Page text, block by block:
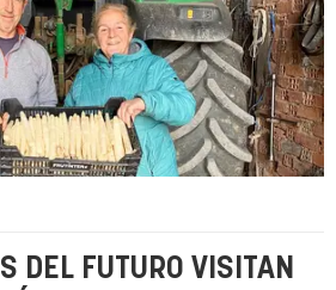
DEL FUTURO VISITAN